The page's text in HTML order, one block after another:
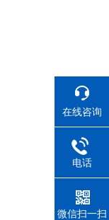
在线咨询
电话
微信扫一扫